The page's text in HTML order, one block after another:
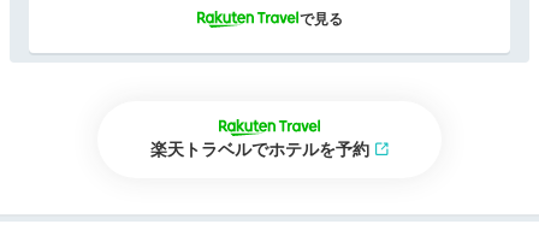
楽天トラベルでホテルを予約